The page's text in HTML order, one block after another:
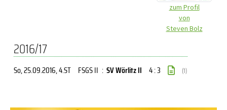
zum Profil
von
Steven Bolz
2016/17
So, 25.09.2016, 4.ST FSGS II : SV Wörlitz II 4 : 3 (1)